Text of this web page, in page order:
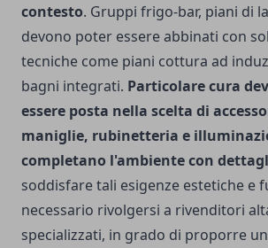
contesto. Gruppi frigo-bar, piani di
devono poter essere abbinati con
tecniche come piani cottura ad
bagni integrati. Particolare cura
essere posta nella scelta di
maniglie, rubinetteria e
completano l'ambiente con
soddisfare tali esigenze estetiche e
necessario rivolgersi a rivenditori
specializzati, in grado di proporre